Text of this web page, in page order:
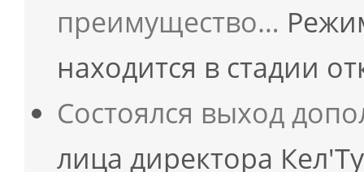
преимущество…
находится в стадии
Состоялся выход
лица директора